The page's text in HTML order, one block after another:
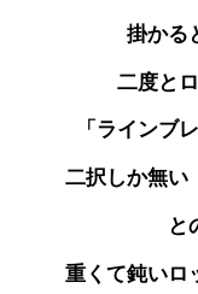
掛かる
二度と
「ラインブ
二択しか無い
と
重くて鈍いロ